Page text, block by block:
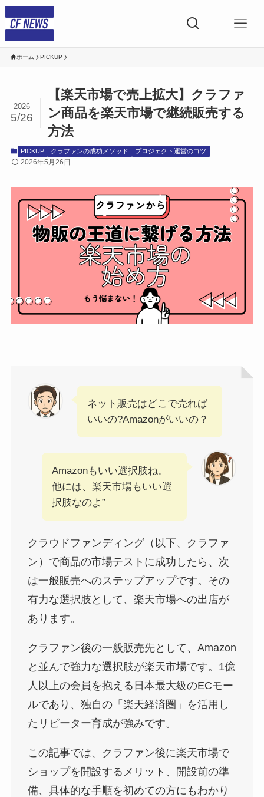
ホーム PICKUP
【楽天市場で売上拡大】クラファ
ン商品を楽天市場で継続販売する
方法
2026
5/26
PICKUP クラファンの成功メソッド プロジェクト運営のコツ
2026年5月26日
ネット販売はどこで売れば
いいの?Amazonがいいの？
Amazonもいい選択肢ね。
他には、楽天市場もいい選
択肢なのよ”
クラウドファンディング（以下、クラファ
ン）で商品の市場テストに成功したら、次
は一般販売へのステップアップです。その
有力な選択肢として、楽天市場への出店が
あります。
クラファン後の一般販売先として、Amazon
と並んで強力な選択肢が楽天市場です。1億
人以上の会員を抱える日本最大級のECモー
ルであり、独自の「楽天経済圏」を活用し
たリピーター育成が強みです。
この記事では、クラファン後に楽天市場で
ショップを開設するメリット、開設前の準
備、具体的な手順を初めての方にもわかり